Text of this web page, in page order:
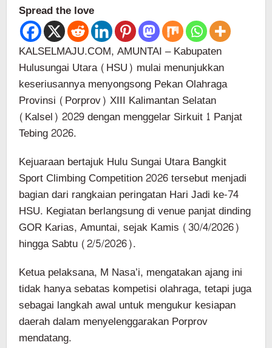
Spread the love
KALSELMAJU.COM, AMUNTAI – Kabupaten
Hulusungai Utara (HSU) mulai menunjukkan
keseriusannya menyongsong Pekan Olahraga
Provinsi (Porprov) XIII Kalimantan Selatan
(Kalsel) 2029 dengan menggelar Sirkuit 1 Panjat
Tebing 2026.
Kejuaraan bertajuk Hulu Sungai Utara Bangkit
Sport Climbing Competition 2026 tersebut menjadi
bagian dari rangkaian peringatan Hari Jadi ke-74
HSU. Kegiatan berlangsung di venue panjat dinding
GOR Karias, Amuntai, sejak Kamis (30/4/2026)
hingga Sabtu (2/5/2026).
Ketua pelaksana, M Nasa’i, mengatakan ajang ini
tidak hanya sebatas kompetisi olahraga, tetapi juga
sebagai langkah awal untuk mengukur kesiapan
daerah dalam menyelenggarakan Porprov
mendatang.